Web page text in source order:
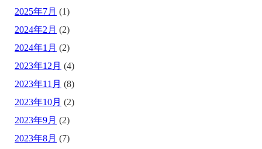
2025年7月 (1)
2024年2月 (2)
2024年1月 (2)
2023年12月 (4)
2023年11月 (8)
2023年10月 (2)
2023年9月 (2)
2023年8月 (7)